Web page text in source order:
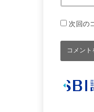
次回の